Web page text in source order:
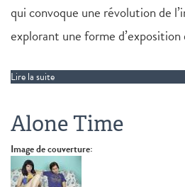
qui convoque une révolution de
explorant une forme
Lire la suite
Alone Time
Image de couverture: